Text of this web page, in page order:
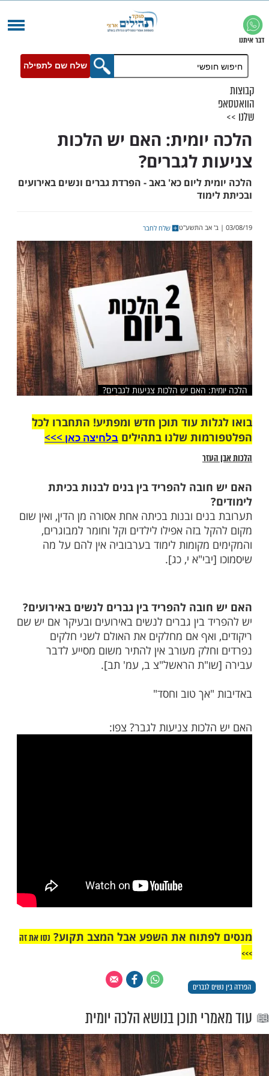
שלח שם לתפילה
האם יש הלכות
לגברים?
ליום כא' באב - הפרדת גברים ונשים באירועים
שלח לחבר
האם יש הלכות צניעות לגברים?
עוד תוכן חדש ומפתיע! התחברו לכל
שלנו בתהיליםבלחיצה כאן >>>​
להפריד בין בנים לבנות בכיתת
ובנות בכיתה אחת אסורה מן הדין, ואין שום
בזה אפילו לילדים וקל וחומר למבוגרים,
י, כג].
צניעות לגבר? צפו: